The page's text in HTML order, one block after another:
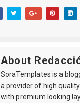
About
SoraTemplates is a
a provider of high
with premium looking